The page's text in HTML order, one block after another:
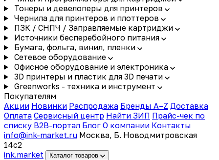
Тонеры и девелоперы для принтеров
Чернила для принтеров и плоттеров
ПЗК / СНПЧ / Заправляемые картриджи
Источники бесперебойного питания
Бумага, фольга, винил, пленки
Сетевое оборудование
Офисное оборудование и электроника
3D принтеры и пластик для 3D печати
Greenworks - техника и инструмент
Покупателям
Акции Новинки Распродажа Бренды A–Z Доставка
Оплата Сервисный центр Найти ЗИП Прайс-чек по
списку B2B-портал Блог О компании Контакты
info@ink-market.ru Москва, Б. Новодмитровская
14с2
ink.market Каталог товаров